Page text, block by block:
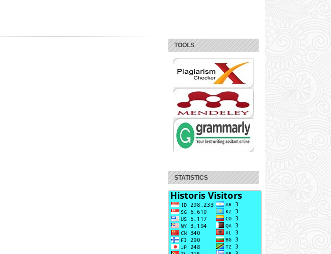
TOOLS
STATISTICS